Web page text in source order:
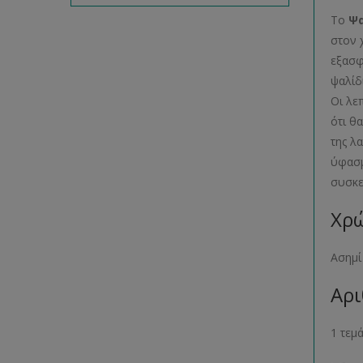
Το
στον
Οι
ότι
της
Ασημί
1